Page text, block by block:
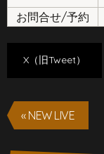
お問合せ/予約
X（旧Tweet）
« NEW LIVE